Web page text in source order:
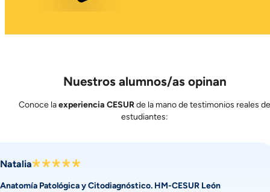
Nuestros alumnos/as opinan
Conoce laexperiencia CESURde la mano de testimonios reales de
estudiantes:
Natalia
Anatomía Patológica y Citodiagnóstico. HM-CESUR León